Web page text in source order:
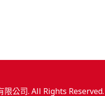
公司. All Rights Reserved.